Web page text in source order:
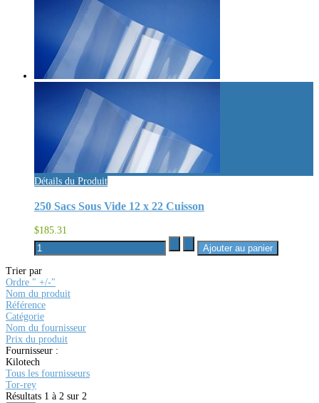
Détails du Produit
250 Sacs Sous Vide 12 x 22 Cuisson
$185.31
Trier par
Ordre " +/-"
Nom du produit
Référence
Catégorie
Nom du fournisseur
Prix du produit
Fournisseur :
Kilotech
Tous les fournisseurs
Tor-rey
Résultats 1 à 2 sur 2